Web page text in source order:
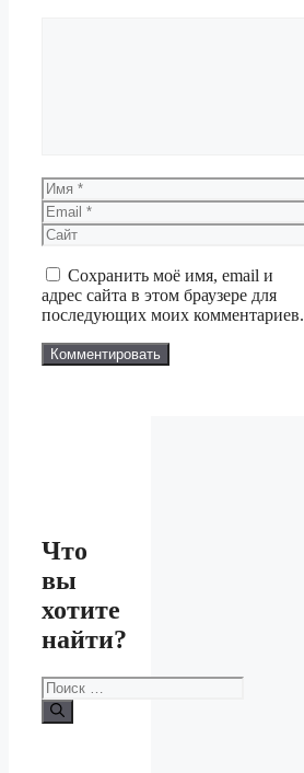
Имя
Email
Сайт
Сохранить моё имя, email и
адрес сайта в этом браузере для
последующих моих комментариев.
Что
вы
хотите
найти?
Поиск: